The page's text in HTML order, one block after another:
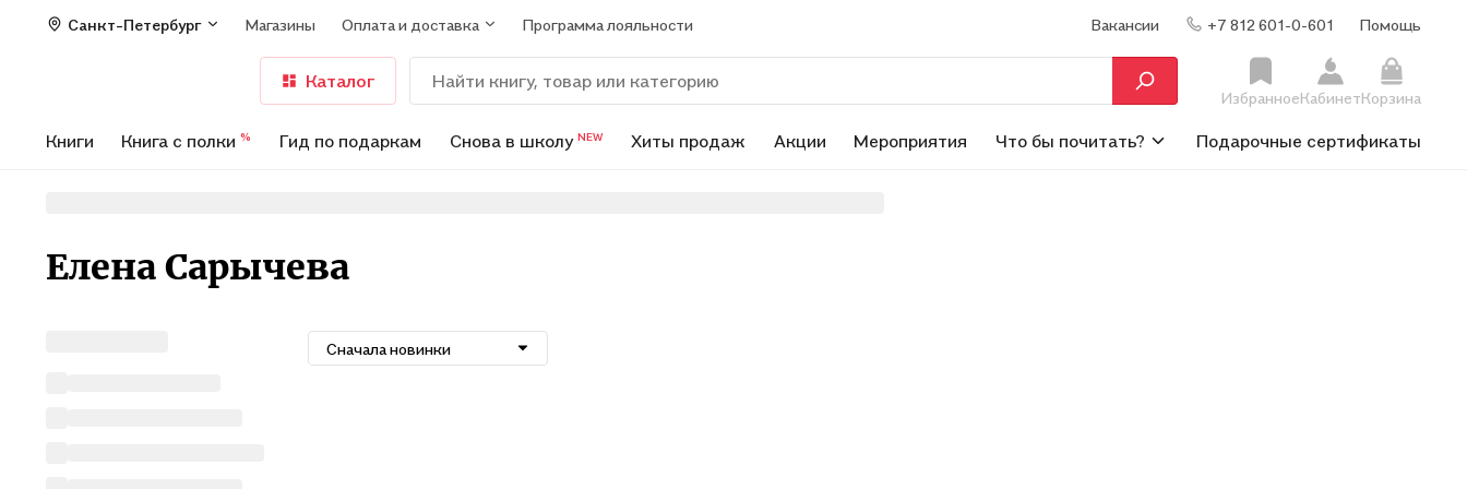
Санкт-Петербург Магазины Оплата и доставка Программа лояльности Вакансии +7 812 601-0-601 Помощь
Каталог
ИзбранноеКабинетКорзина
Книги Книга с полки % Гид по подаркам Снова в школу NEW Хиты продаж Акции Мероприятия Что бы почитать? Подарочные сертификаты
Елена Сарычева
Сначала новинки